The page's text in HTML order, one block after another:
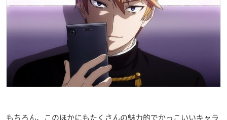
もちろん、このほかにもたくさんの魅力的でかっこいいキャラ